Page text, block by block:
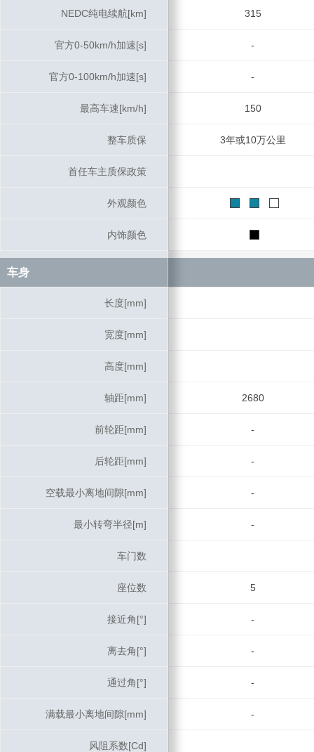
NEDC纯电续航[km] 315
官方0-50km/h加速[s] -
官方0-100km/h加速[s] -
最高车速[km/h] 150
整车质保 3年或10万公里
首任车主质保政策
外观颜色
内饰颜色
车身
长度[mm]
宽度[mm]
高度[mm]
轴距[mm] 2680
前轮距[mm] -
后轮距[mm] -
空载最小离地间隙[mm] -
最小转弯半径[m] -
车门数
座位数 5
接近角[°] -
离去角[°] -
通过角[°] -
满载最小离地间隙[mm] -
风阻系数[Cd]
NEDC纯电续航[km]
官方0-50km/h加速[s]
官方0-100km/h加速[s]
最高车速[km/h]
整车质保
首任车主质保政策
外观颜色
内饰颜色
车身
长度[mm]
宽度[mm]
高度[mm]
轴距[mm]
前轮距[mm]
后轮距[mm]
空载最小离地间隙[mm]
最小转弯半径[m]
车门数
座位数
接近角[°]
离去角[°]
通过角[°]
满载最小离地间隙[mm]
风阻系数[Cd]